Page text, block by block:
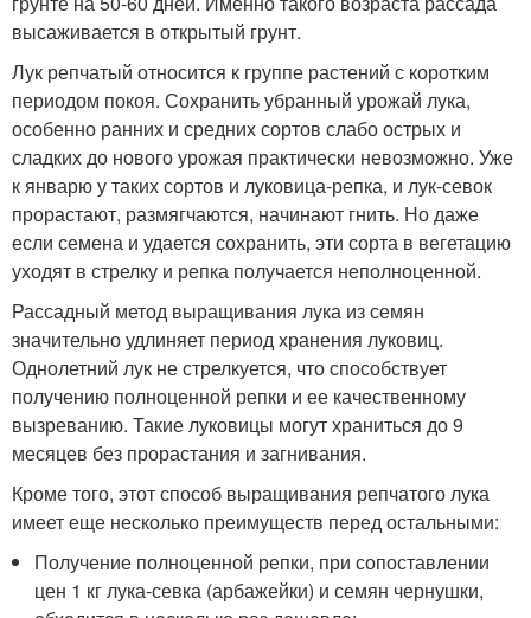
высаживается в открытый грунт.
Лук репчатый относится к группе растений с коротким
периодом покоя. Сохранить убранный урожай лука,
особенно ранних и средних сортов слабо острых и
сладких до нового урожая практически невозможно. Уже
к январю у таких сортов и луковица-репка, и лук-севок
прорастают, размягчаются, начинают гнить. Но даже
если семена и удается сохранить, эти сорта в вегетацию
уходят в стрелку и репка получается неполноценной.
Рассадный метод выращивания лука из семян
значительно удлиняет период хранения луковиц.
Однолетний лук не стрелкуется, что способствует
получению полноценной репки и ее качественному
вызреванию. Такие луковицы могут храниться до 9
месяцев без прорастания и загнивания.
Кроме того, этот способ выращивания репчатого лука
имеет еще несколько преимуществ перед остальными:
Получение полноценной репки, при сопоставлении
цен 1 кг лука-севка (арбажейки) и семян чернушки,